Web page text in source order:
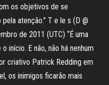
os objetivos de se
atenção.” T e le s (D @
de 2011 (UTC) “É uma
início. E não, não há nenhum
criativo Patrick Redding em
os inimigos ficarão mais